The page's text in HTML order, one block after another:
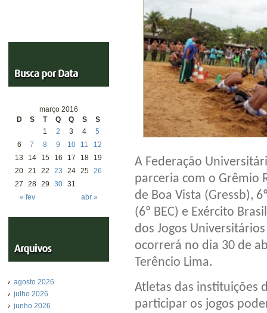
março 2016
D
S T Q Q S S
« fev abr »
1 2 3 4
5
6
7 8 9 10 11
12
13
14 15 16 17 18
19
20 21 22 23 24 25 26
27
28 29 30 31
agosto 2026
julho 2026
junho 2026
A Federação
parceria com o Grêmio
de Boa Vista (Gressb),
(6º BEC) e Exército
dos Jogos
ocorrerá no dia 30 de
Terêncio Lima.
Atletas das instituições
participar os jogos